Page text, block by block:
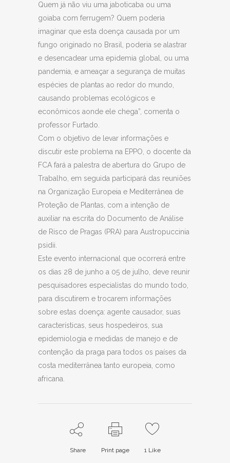
Quem já não viu uma jaboticaba ou uma
goiaba com ferrugem? Quem poderia
imaginar que esta doença causada por um
fungo originado no Brasil, poderia se alastrar
e desencadear uma epidemia global, ou uma
pandemia, e ameaçar a segurança de muitas
espécies de plantas ao redor do mundo,
causando problemas ecológicos e
econômicos aonde ele chega”, comenta o
professor Furtado.
Com o objetivo de levar informações e
discutir este problema na EPPO, o docente da
FCA fará a palestra de abertura do Grupo de
Trabalho, em seguida participará das reuniões
na Organização Europeia e Mediterrânea de
Proteção de Plantas, com a intenção de
auxiliar na escrita do Documento de Análise
de Risco de Pragas (PRA) para Austropuccinia
psidii.
Este evento internacional que ocorrerá entre
os dias 28 de junho a 05 de julho, deve reunir
pesquisadores especialistas do mundo todo,
para discutirem e trocarem informações
sobre estas doença: agente causador, suas
características, seus hospedeiros, sua
epidemiologia e medidas de manejo e de
contenção da praga para todos os países da
costa mediterrânea tanto europeia, como
africana.
Share Print page 1Like